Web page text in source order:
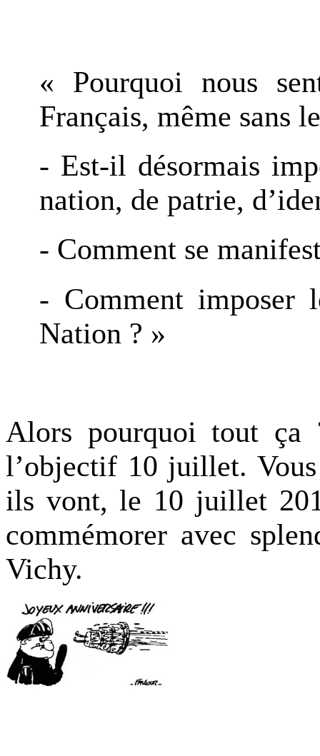
« Pourquoi nous
Français, même sans
- Est-il désormais
nation, de patrie,
- Comment se
- Comment imposer
Nation ? »
Alors pourquoi tout
l’objectif 10 juillet.
ils vont, le 10 juillet
commémorer avec
Vichy.